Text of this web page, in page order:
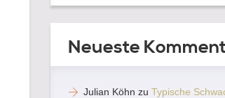
Neueste
Julian Köhn zu Typische